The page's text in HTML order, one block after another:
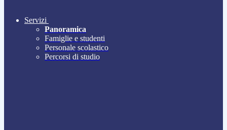
Servizi
Panoramica
Famiglie e studenti
Personale scolastico
Percorsi di studio